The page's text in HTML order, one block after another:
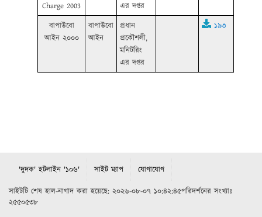
Charge 2003
এর দপ্তর
বাপাউবো
আইন ২০০০
বাপাউবো
আইন
প্রধান
প্রকৌশলী,
মনিটরিং
এর দপ্তর
১৯৩
'দুদক' হটলাইন '১০৬' সাইট ম্যাপ যোগাযোগ
সাইটটি শেষ হাল-নাগাদ করা হয়েছে: ২০২৬-০৮-০৭ ১০:৪২:৪৫পরিদর্শনের সংখ্যাঃ
২৫৫০৫৩৮